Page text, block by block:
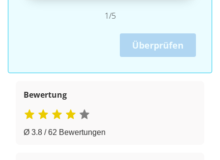
1/5
Überprüfen
Bewertung
Ø 3.8 / 62 Bewertungen